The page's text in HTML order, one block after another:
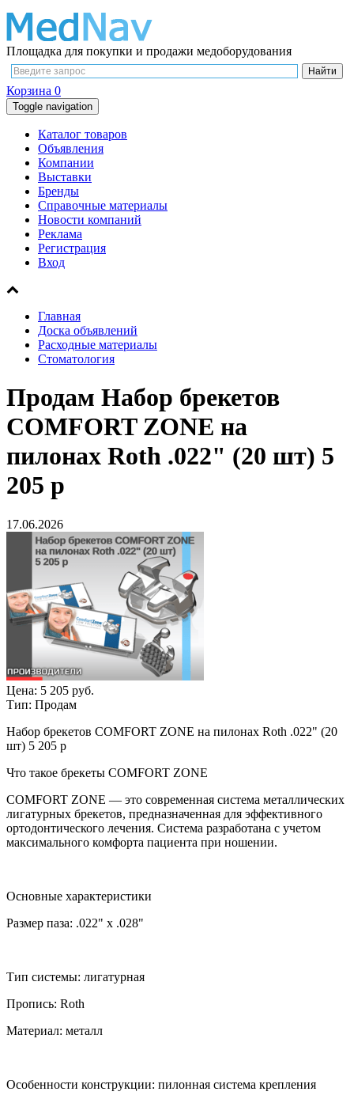
Площадка для покупки и продажи медоборудования
Корзина 0
Toggle navigation
Каталог товаров
Объявления
Компании
Выставки
Бренды
Справочные материалы
Новости компаний
Реклама
Регистрация
Вход
Главная
Доска объявлений
Расходные материалы
Стоматология
Продам Набор брекетов
COMFORT ZONE на
пилонах Roth .022" (20 шт) 5
205 р
17.06.2026
Цена: 5 205 руб.
Тип: Продам
Набор брекетов COMFORT ZONE на пилонах Roth .022" (20
шт) 5 205 р
Что такое брекеты COMFORT ZONE
COMFORT ZONE — это современная система металлических
лигатурных брекетов, предназначенная для эффективного
ортодонтического лечения. Система разработана с учетом
максимального комфорта пациента при ношении.
Основные характеристики
Размер паза: .022" х .028"
Тип системы: лигатурная
Пропись: Roth
Материал: металл
Особенности конструкции: пилонная система крепления